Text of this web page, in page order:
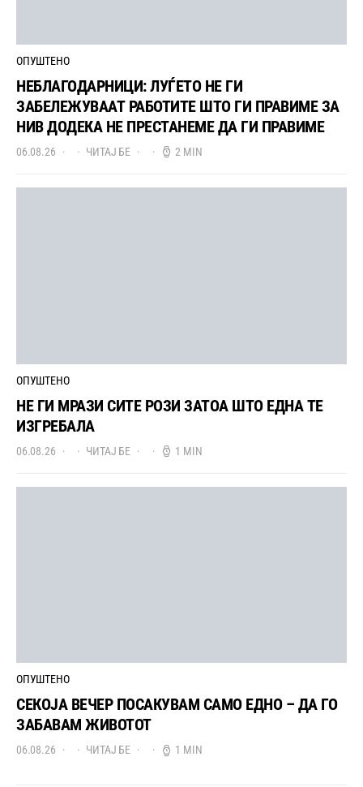
ОПУШТЕНО
НЕБЛАГОДАРНИЦИ: ЛУЃЕТО НЕ ГИ
ЗАБЕЛЕЖУВААТ РАБОТИТЕ ШТО ГИ ПРАВИМЕ ЗА
НИВ ДОДЕКА НЕ ПРЕСТАНЕМЕ ДА ГИ ПРАВИМЕ
06.08.26 ЧИТАЈ БЕ 2 MIN
ОПУШТЕНО
НЕ ГИ МРАЗИ СИТЕ РОЗИ ЗАТОА ШТО ЕДНА ТЕ
ИЗГРЕБАЛА
06.08.26 ЧИТАЈ БЕ 1 MIN
ОПУШТЕНО
СЕКОЈА ВЕЧЕР ПОСАКУВАМ САМО ЕДНО – ДА ГО
ЗАБАВАМ ЖИВОТОТ
06.08.26 ЧИТАЈ БЕ 1 MIN